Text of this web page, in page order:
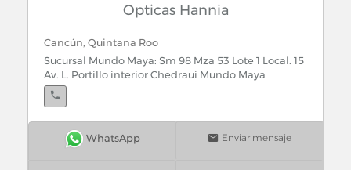
Organismos Descentralizados y Empresas de
Organizaciones Auxiliares de Crédito
Orquestas y Conjuntos Musicales
Ortopedistas
Opticas Hannia
Cancún, Quintana Roo
Sucursal Mundo Maya: Sm 98 Mza 53 Lote 1 Local. 15
Av. L. Portillo interior Chedraui Mundo Maya
Cancún, Quintana Roo
Enviar mensaje